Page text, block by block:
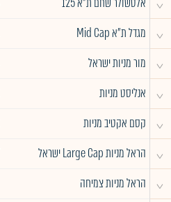
^ מגדל ת"א Mid Cap
^ מור מניות ישראל
^ אנליסט מניות
^ קסם אקטיב מניות
^ הראל מניות Large Cap ישראל
^ הראל מניות צמיחה